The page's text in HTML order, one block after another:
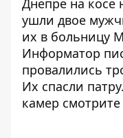
Днепре на косе
ушли двое
их в больницу
Информатор
провалились
Их спасли
камер смотрите